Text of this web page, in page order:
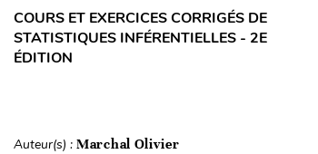
COURS ET EXERCICES CORRIGÉS DE
STATISTIQUES INFÉRENTIELLES - 2E
ÉDITION
Auteur(s) : Marchal Olivier